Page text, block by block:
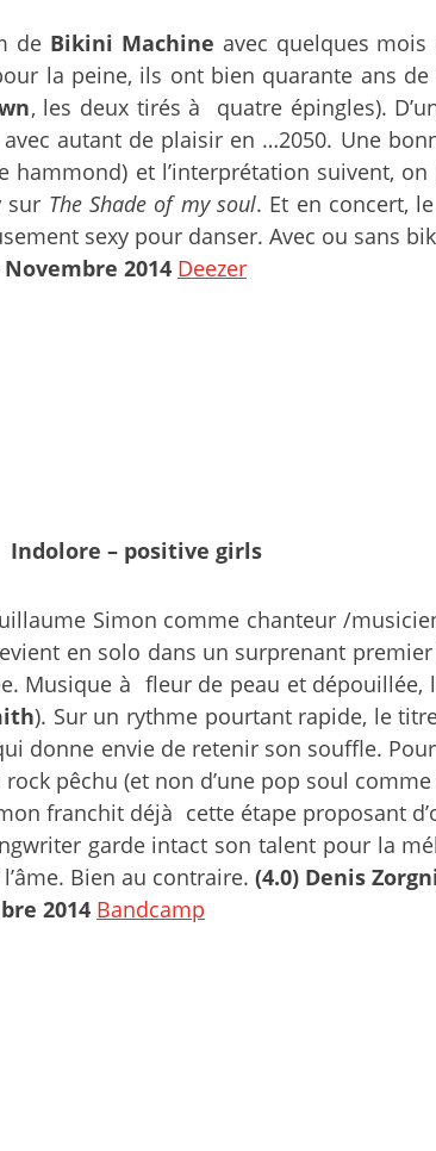
de Bikini Machine avec quelques
la peine, ils ont bien quarante ans
, les deux tirés à quatre épingles).
autant de plaisir en …2050. Une
hammond) et l’interprétation suivent,
sur The Shade of my soul. Et en concert,
sexy pour danser. Avec ou sans
2014 Deezer
Indolore – positive girls
Simon comme chanteur /
en solo dans un surprenant
Musique à fleur de peau et dépouillée,
). Sur un rythme pourtant rapide, le
donne envie de retenir son souffle.
rock pêchu (et non d’une pop soul
franchit déjà cette étape proposant
garde intact son talent pour la
Bien au contraire. (4.0) Denis
2014 Bandcamp